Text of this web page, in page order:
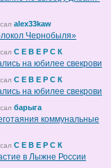
alex33kaw
Чернобыля»
С Е В Е Р С К
на юбилее свекрови
С Е В Е Р С К
на юбилее свекрови
барыга
коммунальные
С Е В Е Р С К
в Лыжне России